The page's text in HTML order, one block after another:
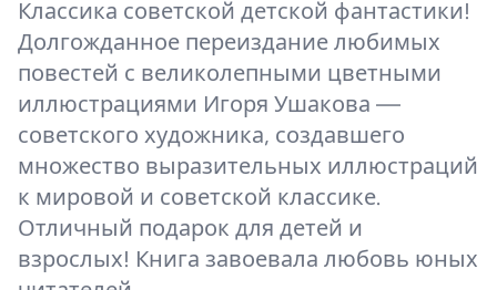
Классика советской детской фантастики!
Долгожданное переиздание любимых
повестей с великолепными цветными
иллюстрациями Игоря Ушакова —
советского художника, создавшего
множество выразительных иллюстраций
к мировой и советской классике.
Отличный подарок для детей и
взрослых! Книга завоевала любовь юных